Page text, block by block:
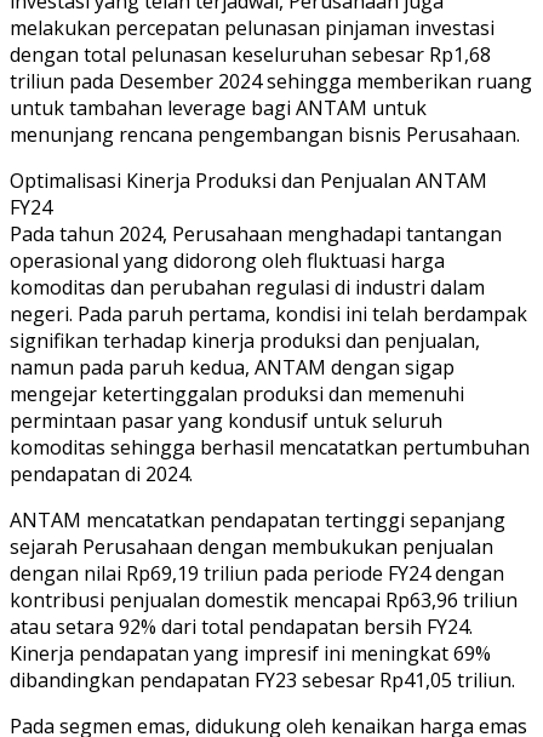
melakukan percepatan pelunasan pinjaman investasi
dengan total pelunasan keseluruhan sebesar Rp1,68
triliun pada Desember 2024 sehingga memberikan ruang
untuk tambahan leverage bagi ANTAM untuk
menunjang rencana pengembangan bisnis Perusahaan.
Optimalisasi Kinerja Produksi dan Penjualan ANTAM
FY24
Pada tahun 2024, Perusahaan menghadapi tantangan
operasional yang didorong oleh fluktuasi harga
komoditas dan perubahan regulasi di industri dalam
negeri. Pada paruh pertama, kondisi ini telah berdampak
signifikan terhadap kinerja produksi dan penjualan,
namun pada paruh kedua, ANTAM dengan sigap
mengejar ketertinggalan produksi dan memenuhi
permintaan pasar yang kondusif untuk seluruh
komoditas sehingga berhasil mencatatkan pertumbuhan
pendapatan di 2024.
ANTAM mencatatkan pendapatan tertinggi sepanjang
sejarah Perusahaan dengan membukukan penjualan
dengan nilai Rp69,19 triliun pada periode FY24 dengan
kontribusi penjualan domestik mencapai Rp63,96 triliun
atau setara 92% dari total pendapatan bersih FY24.
Kinerja pendapatan yang impresif ini meningkat 69%
dibandingkan pendapatan FY23 sebesar Rp41,05 triliun.
Pada segmen emas, didukung oleh kenaikan harga emas